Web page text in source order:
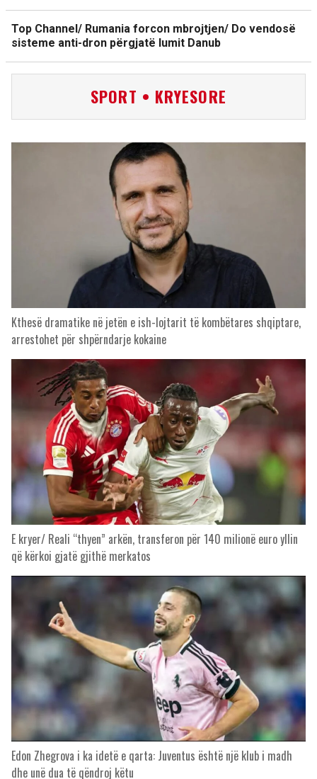
Top Channel/ Rumania forcon mbrojtjen/ Do vendosë
sisteme anti-dron përgjatë lumit Danub
SPORT • KRYESORE
Kthesë dramatike në jetën e ish-lojtarit të kombëtares shqiptare,
arrestohet për shpërndarje kokaine
E kryer/ Reali “thyen” arkën, transferon për 140 milionë euro yllin
që kërkoi gjatë gjithë merkatos
Edon Zhegrova i ka idetë e qarta: Juventus është një klub i madh
dhe unë dua të qëndroj këtu